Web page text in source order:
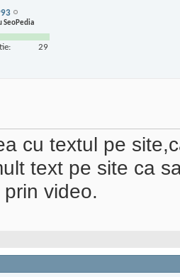
SeoPedia
29
cu textul pe
text pe site ca
video.